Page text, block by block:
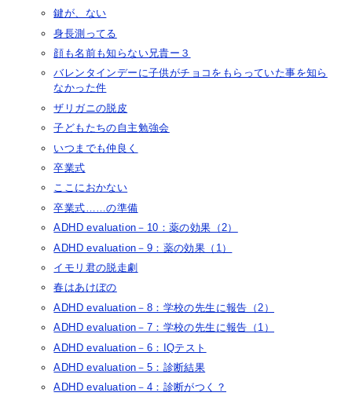
鍵が、ない
身長測ってる
顔も名前も知らない兄貴ー３
バレンタインデーに子供がチョコをもらっていた事を知ら
なかった件
ザリガニの脱皮
子どもたちの自主勉強会
いつまでも仲良く
卒業式
ここにおかない
卒業式……の準備
ADHD evaluation－10：薬の効果（2）
ADHD evaluation－9：薬の効果（1）
イモリ君の脱走劇
春はあけぼの
ADHD evaluation－8：学校の先生に報告（2）
ADHD evaluation－7：学校の先生に報告（1）
ADHD evaluation－6：IQテスト
ADHD evaluation－5：診断結果
ADHD evaluation－4：診断がつく？